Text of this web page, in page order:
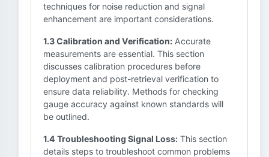
techniques for noise reduction and signal
enhancement are important considerations.
1.3 Calibration and Verification: Accurate
measurements are essential. This section
discusses calibration procedures before
deployment and post-retrieval verification to
ensure data reliability. Methods for checking
gauge accuracy against known standards will
be outlined.
1.4 Troubleshooting Signal Loss: This section
details steps to troubleshoot common problems